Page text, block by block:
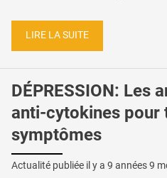
LIRE LA SUITE
DÉPRESSION: Les
anti-cytokines pour
symptômes
Actualité publiée il y a 9 années 9